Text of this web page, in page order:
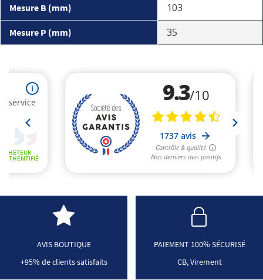
Mesure B (mm) 103
Mesure P (mm) 35
AVIS BOUTIQUE
+95% de clients satisfaits
PAIEMENT 100% SÉCURISÉ
CB, Virement